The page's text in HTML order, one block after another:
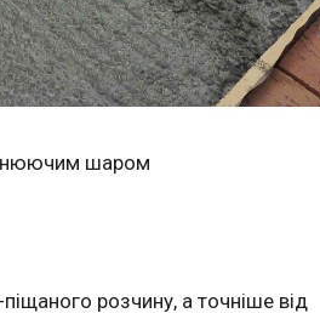
шаром
розчину, а точніше від